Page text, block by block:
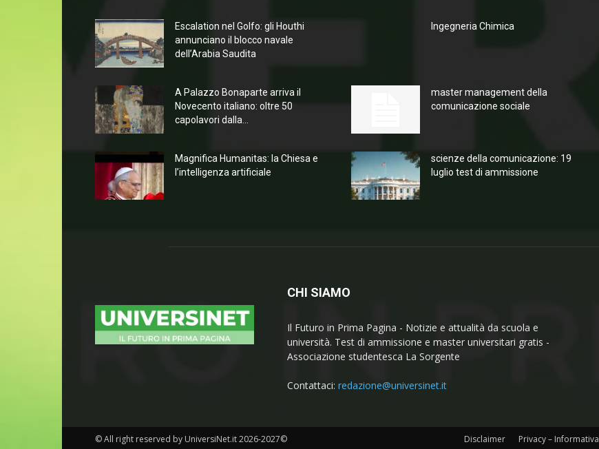
Escalation nel Golfo: gli Houthi
annunciano il blocco navale
dell’Arabia Saudita
A Palazzo Bonaparte arriva il
Novecento italiano: oltre 50
capolavori dalla...
Magnifica Humanitas: la Chiesa e
l’intelligenza artificiale
Ingegneria Chimica
master management della
comunicazione sociale
scienze della comunicazione: 19
luglio test di ammissione
CHI SIAMO
Il Futuro in Prima Pagina - Notizie e attualità da scuola e
università. Test di ammissione e master universitari gratis -
Associazione studentesca La Sorgente
Contattaci: redazione@universinet.it
Disclaimer Privacy – Informativa
© All right reserved by UniversiNet.it 2026-2027©